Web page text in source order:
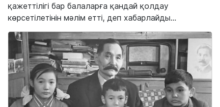
қажеттілігі бар балаларға қандай қолдау
көрсетілетінін мәлім етті, деп хабарлайды...